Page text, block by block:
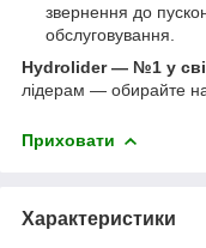
звернення до
обслуговування.
Hydrolider — №1 у
лідерам — обирайте
Приховати
Характеристики